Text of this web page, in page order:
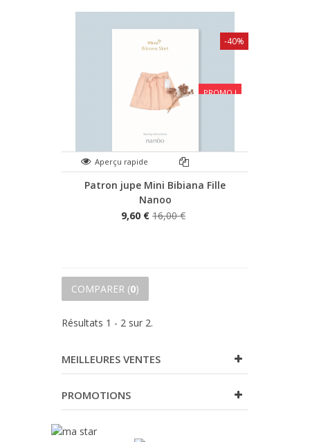
PROMO !
Aperçu rapide
Patron jupe Mini Bibiana Fille
Nanoo
9,60 € 16,00 €
-40%
COMPARER (0)
Résultats 1 - 2 sur 2.
MEILLEURES VENTES
PROMOTIONS